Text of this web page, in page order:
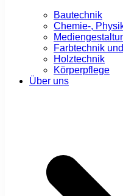
Bautechnik
Chemie-,
Farbtechnik
Holztechnik
Körperpflege
Über uns